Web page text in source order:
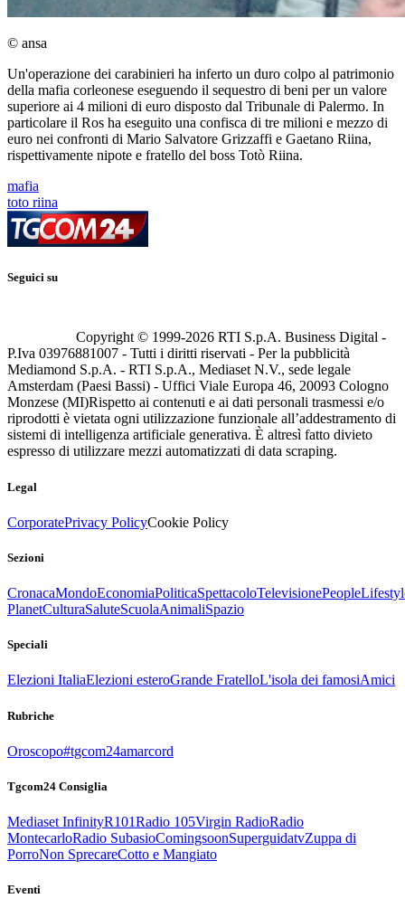
© ansa
Un'operazione dei carabinieri ha inferto un duro colpo al patrimonio
della mafia corleonese eseguendo il sequestro di beni per un valore
superiore ai 4 milioni di euro disposto dal Tribunale di Palermo. In
particolare il Ros ha eseguito una confisca di tre milioni e mezzo di
euro nei confronti di Mario Salvatore Grizzaffi e Gaetano Riina,
rispettivamente nipote e fratello del boss Totò Riina.
mafia
toto riina
Seguici su
Copyright © 1999-2026 RTI S.p.A. Business Digital -
P.Iva 03976881007 - Tutti i diritti riservati - Per la pubblicità
Mediamond S.p.A. - RTI S.p.A., Mediaset N.V., sede legale
Amsterdam (Paesi Bassi) - Uffici Viale Europa 46, 20093 Cologno
Monzese (MI)Rispetto ai contenuti e ai dati personali trasmessi e/o
riprodotti è vietata ogni utilizzazione funzionale all’addestramento di
sistemi di intelligenza artificiale generativa. È altresì fatto divieto
espresso di utilizzare mezzi automatizzati di data scraping.
Legal
CorporatePrivacy PolicyCookie Policy
Sezioni
CronacaMondoEconomiaPoliticaSpettacoloTelevisionePeople
PlanetCulturaSaluteScuolaAnimaliSpazio
Speciali
Elezioni ItaliaElezioni esteroGrande FratelloL'isola dei famosiAmici
Rubriche
Oroscopo#tgcom24amarcord
Tgcom24 Consiglia
Mediaset InfinityR101Radio 105Virgin RadioRadio
MontecarloRadio SubasioComingsoonSuperguidatvZuppa di
PorroNon SprecareCotto e Mangiato
Eventi